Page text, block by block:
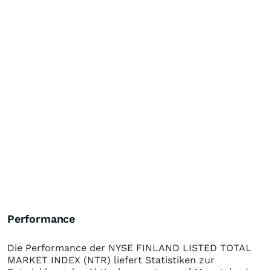
Performance
Die Performance der NYSE FINLAND LISTED TOTAL
MARKET INDEX (NTR) liefert Statistiken zur